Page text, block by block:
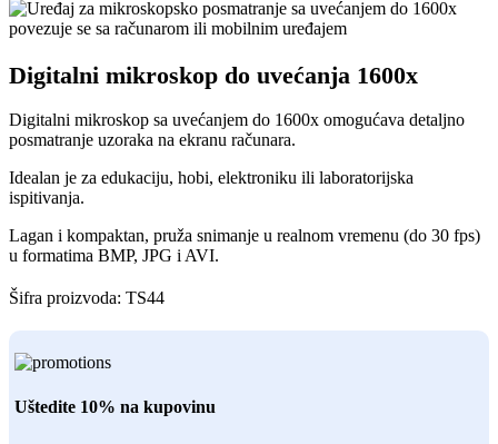
Digitalni mikroskop do uvećanja 1600x
Digitalni mikroskop sa uvećanjem do 1600x omogućava detaljno
posmatranje uzoraka na ekranu računara.
Idealan je za edukaciju, hobi, elektroniku ili laboratorijska
ispitivanja.
Lagan i kompaktan, pruža snimanje u realnom vremenu (do 30 fps)
u formatima BMP, JPG i AVI.
Šifra proizvoda: TS44
Uštedite 10% na kupovinu